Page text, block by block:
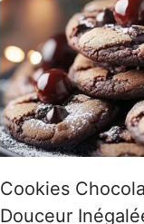
Cookies
Douceur